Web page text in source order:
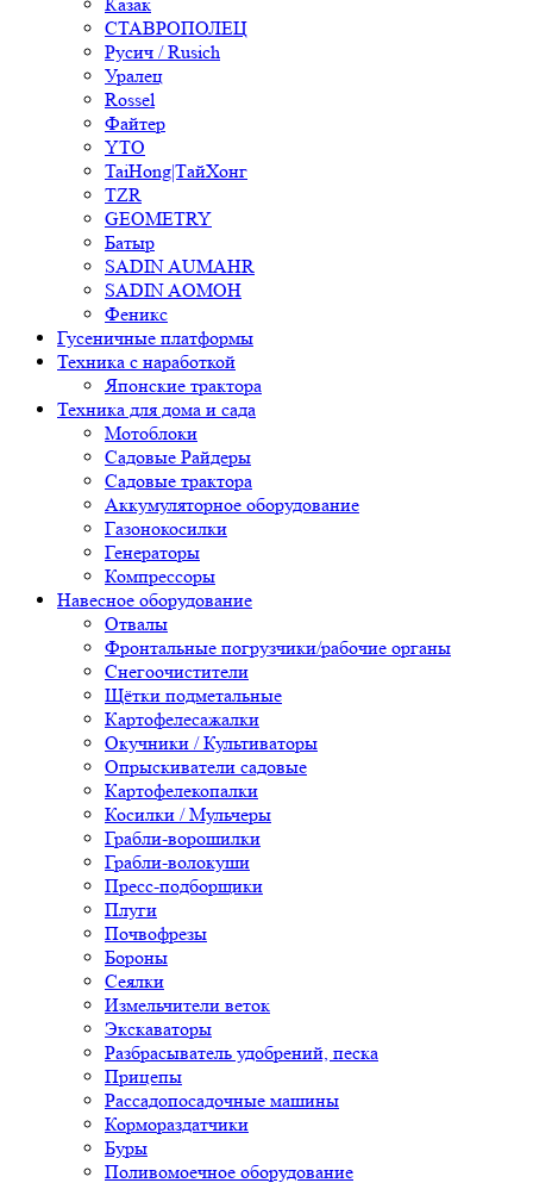
СТАВРОПОЛЕЦ
Русич / Rusich
Уралец
Rossel
Файтер
YTO
TaiHong|ТайХонг
TZR
GEOMETRY
Батыр
SADIN AUMAHR
SADIN AOMOH
Феникс
Гусеничные платформы
Техника с наработкой
Японские трактора
Техника для дома и сада
Мотоблоки
Садовые Райдеры
Садовые трактора
Аккумуляторное оборудование
Газонокосилки
Генераторы
Компрессоры
Навесное оборудование
Отвалы
Фронтальные погрузчики/рабочие органы
Снегоочистители
Щётки подметальные
Картофелесажалки
Окучники / Культиваторы
Опрыскиватели садовые
Картофелекопалки
Косилки / Мульчеры
Грабли-ворошилки
Грабли-волокуши
Пресс-подборщики
Плуги
Почвофрезы
Бороны
Сеялки
Измельчители веток
Экскаваторы
Разбрасыватель удобрений, песка
Прицепы
Рассадопосадочные машины
Кормораздатчики
Буры
Поливомоечное оборудование